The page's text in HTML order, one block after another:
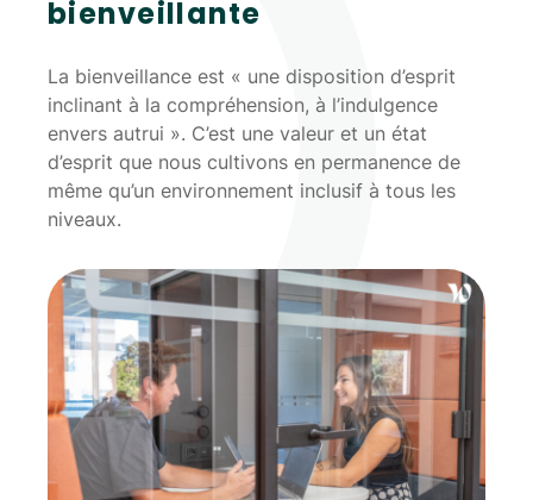
bienveillante
La bienveillance est « une disposition d’esprit
inclinant à la compréhension, à l’indulgence
envers autrui ». C’est une valeur et un état
d’esprit que nous cultivons en permanence de
même qu’un environnement inclusif à tous les
niveaux.